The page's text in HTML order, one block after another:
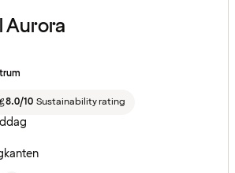
Aurora
8.0/10 Sustainability rating